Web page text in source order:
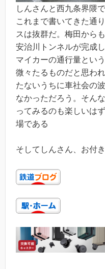
しんさんと西九条界隈
これまで書いてきた通
スは抜群だ。梅田から
安治川トンネルが完成
マイカーの通行量とい
微々たるものだと思わ
たないうちに車社会の
なかっただろう。そん
ってみるのも楽しいは
場である
そしてしんさん、お付